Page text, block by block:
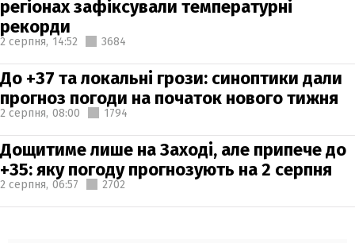
регіонах зафіксували температурні
рекорди
2 серпня, 14:52 3684
До +37 та локальні грози: синоптики дали
прогноз погоди на початок нового тижня
2 серпня, 08:00 1794
Дощитиме лише на Заході, але припече до
+35: яку погоду прогнозують на 2 серпня
2 серпня, 06:57 2702